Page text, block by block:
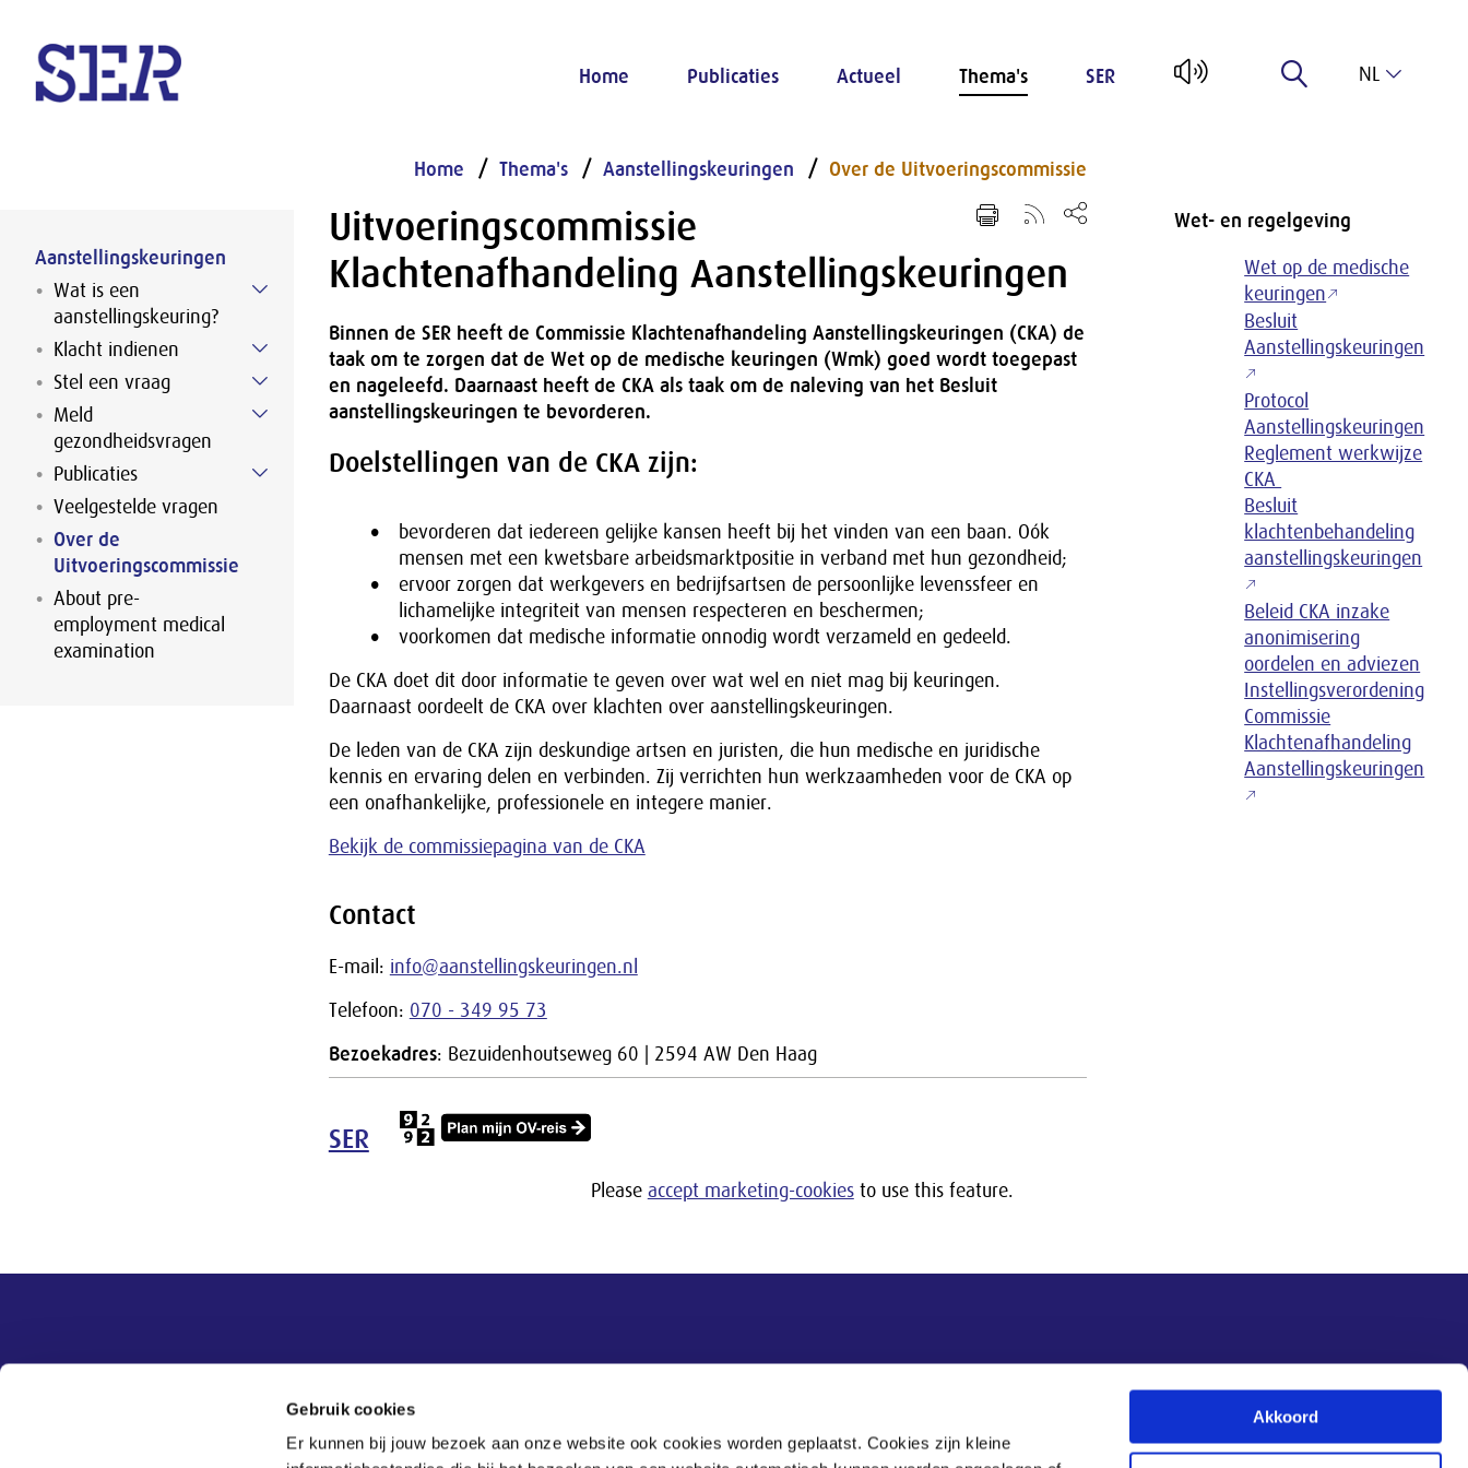
Gebruik cookies
Er kunnen bij jouw bezoek aan onze website ook cookies worden geplaatst. Cookies zijn kleine
Akkoord
Home Publicaties Actueel Thema's SER NL
Aanstellingskeuringen
Wat is een
aanstellingskeuring?
Klacht indienen
Stel een vraag
Meld
gezondheidsvragen
Publicaties
Veelgestelde vragen
Over de
Uitvoeringscommissie
About pre-
employment medical
examination
Home Thema's Aanstellingskeuringen Over de Uitvoeringscommissie
Uitvoeringscommissie
Klachtenafhandeling Aanstellingskeuringen
Binnen de SER heeft de Commissie Klachtenafhandeling Aanstellingskeuringen (CKA) de
taak om te zorgen dat de Wet op de medische keuringen (Wmk) goed wordt toegepast
en nageleefd. Daarnaast heeft de CKA als taak om de naleving van het Besluit
aanstellingskeuringen te bevorderen.
Doelstellingen van de CKA zijn:
bevorderen dat iedereen gelijke kansen heeft bij het vinden van een baan. Oók
mensen met een kwetsbare arbeidsmarktpositie in verband met hun gezondheid;
ervoor zorgen dat werkgevers en bedrijfsartsen de persoonlijke levenssfeer en
lichamelijke integriteit van mensen respecteren en beschermen;
voorkomen dat medische informatie onnodig wordt verzameld en gedeeld.
De CKA doet dit door informatie te geven over wat wel en niet mag bij keuringen.
Daarnaast oordeelt de CKA over klachten over aanstellingskeuringen.
De leden van de CKA zijn deskundige artsen en juristen, die hun medische en juridische
kennis en ervaring delen en verbinden. Zij verrichten hun werkzaamheden voor de CKA op
een onafhankelijke, professionele en integere manier.
Bekijk de commissiepagina van de CKA
Contact
E-mail: info@aanstellingskeuringen.nl
Telefoon: 070 - 349 95 73
Bezoekadres: Bezuidenhoutseweg 60 | 2594 AW Den Haag
SER
Please accept marketing-cookiesto use this feature.
Wet- en regelgeving
Wet op de medische
keuringen
Besluit
Aanstellingskeuringen
Protocol
Aanstellingskeuringen
Reglement werkwijze
CKA
Besluit
klachtenbehandeling
aanstellingskeuringen
Beleid CKA inzake
anonimisering
oordelen en adviezen
Instellingsverordening
Commissie
Klachtenafhandeling
Aanstellingskeuringen
Nieuwsupdate
Inschrijven
Contact
Postbus 90405